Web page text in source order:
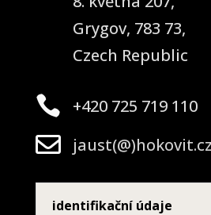
Grygov, 783 73,
Czech Republic
 +420 725 719 110
 jaust(@)hokovit.cz
identifikační údaje